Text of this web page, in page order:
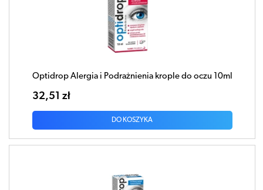
Optidrop Alergia i Podrażnienia krople do oczu 10ml
32,51 zł
DO KOSZYKA